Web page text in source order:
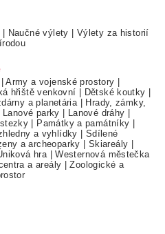
| Naučné výlety | Výlety za historií
|Army a vojenské prostory |
hřiště venkovní | Dětské koutky |
a planetária | Hrady, zámky,
Lanové parky | Lanové dráhy |
| Památky a památníky |
a vyhlídky | Sdílené
a archeoparky | Skiareály |
hra |Westernová městečka
a areály |Zoologické a